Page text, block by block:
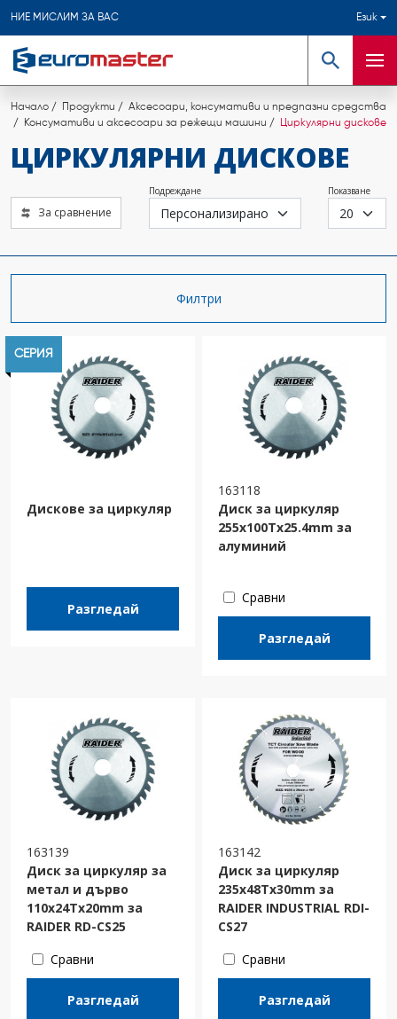
НИЕ МИСЛИМ ЗА ВАС Език
Търсене
Начало Продукти
Аксесоари, консумативи и предпазни средства
Консумативи и аксесоари за режещи машини
Циркулярни дискове
ЦИРКУЛЯРНИ ДИСКОВЕ
За сравнение
Подреждане Показване
Филтри
СЕРИЯ
Дискове за циркуляр
Разгледай
163118
Диск за циркуляр
255х100Тх25.4mm за
алуминий
Сравни
Разгледай
163139
Диск за циркуляр за
метал и дърво
110х24Tх20mm за
RAIDER RD-CS25
Сравни
Разгледай
163142
Диск за циркуляр
235х48Тх30mm за
RAIDER INDUSTRIAL RDI-
CS27
Сравни
Разгледай